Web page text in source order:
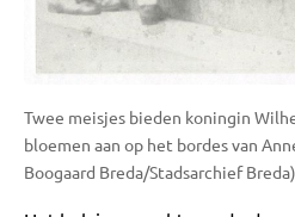
Twee meisjes bieden koningin
bloemen aan op het bordes van
Boogaard Breda/Stadsarchief